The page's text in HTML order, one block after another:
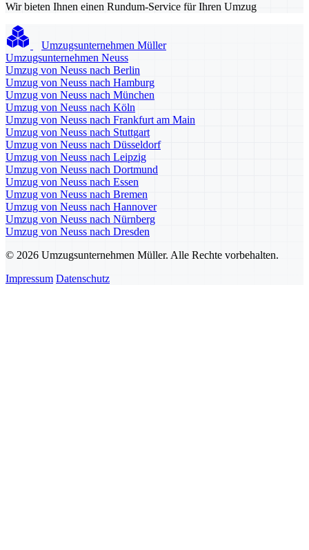
Wir bieten Ihnen einen Rundum-Service für Ihren Umzug
Umzugsunternehmen Müller
Umzugsunternehmen Neuss
Umzug von Neuss nach Berlin
Umzug von Neuss nach Hamburg
Umzug von Neuss nach München
Umzug von Neuss nach Köln
Umzug von Neuss nach Frankfurt am Main
Umzug von Neuss nach Stuttgart
Umzug von Neuss nach Düsseldorf
Umzug von Neuss nach Leipzig
Umzug von Neuss nach Dortmund
Umzug von Neuss nach Essen
Umzug von Neuss nach Bremen
Umzug von Neuss nach Hannover
Umzug von Neuss nach Nürnberg
Umzug von Neuss nach Dresden
© 2026 Umzugsunternehmen Müller. Alle Rechte vorbehalten.
Impressum Datenschutz